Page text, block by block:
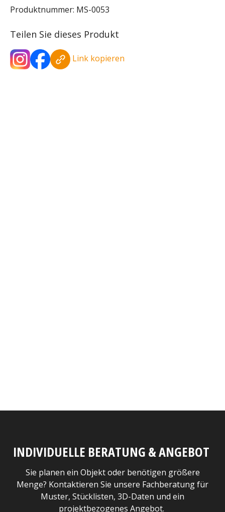
Produktnummer: MS-0053
Teilen Sie dieses Produkt
Link kopieren
INDIVIDUELLE BERATUNG & ANGEBOT
Sie planen ein Objekt oder benötigen größere
Menge? Kontaktieren Sie unsere Fachberatung für
Muster, Stücklisten, 3D-Daten und ein
projektbezogenes Angebot.